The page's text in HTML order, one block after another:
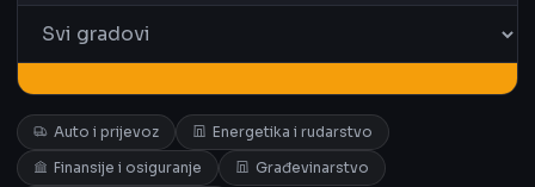
Auto i prijevoz
Energetika i rudarstvo
Finansije i osiguranje
Građevinarstvo